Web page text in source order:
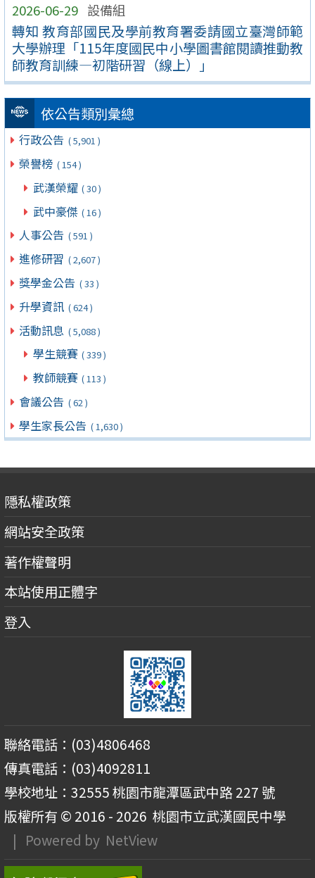
2026-06-29 設備組
轉知 教育部國民及學前教育署委請國立臺灣師範
大學辦理「115年度國民中小學圖書館閱讀推動教
師教育訓練—初階研習（線上）」
依公告類別彙總
行政公告 ( 5,901 )
榮譽榜 ( 154 )
武漢榮耀 ( 30 )
武中豪傑 ( 16 )
人事公告 ( 591 )
進修研習 ( 2,607 )
獎學金公告 ( 33 )
升學資訊 ( 624 )
活動訊息 ( 5,088 )
學生競賽 ( 339 )
教師競賽 ( 113 )
會議公告 ( 62 )
學生家長公告 ( 1,630 )
隱私權政策
網站安全政策
著作權聲明
本站使用正體字
登入
聯絡電話：(03)4806468
傳真電話：(03)4092811
學校地址：32555 桃園市龍潭區武中路 227 號
版權所有 © 2016 - 2026 桃園市立武漢國民中學
| Powered by NetView